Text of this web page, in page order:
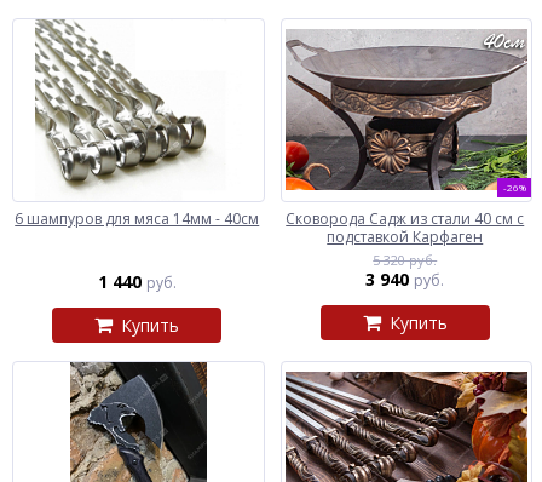
6 шампуров для мяса 14мм - 40см
1 440 руб.
Купить
-26%
Сковорода Садж из стали 40 см с
подставкой Карфаген
5 320 руб.
3 940 руб.
Купить